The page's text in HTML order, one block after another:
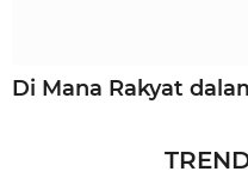
Di Mana Rakyat